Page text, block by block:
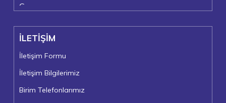
C
+22°
Turgutlu
Pazar, 09
İLETİŞİM
İletişim Formu
İletişim Bilgilerimiz
Birim Telefonlarımız